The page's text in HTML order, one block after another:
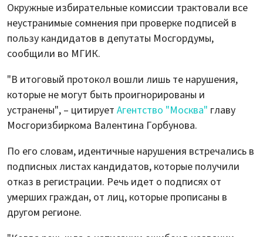
Окружные избирательные комиссии трактовали все
неустранимые сомнения при проверке подписей в
пользу кандидатов в депутаты Мосгордумы,
сообщили во МГИК.
"В итоговый протокол вошли лишь те нарушения,
которые не могут быть проигнорированы и
устранены", – цитирует Агентство "Москва" главу
Мосгоризбиркома Валентина Горбунова.
По его словам, идентичные нарушения встречались в
подписных листах кандидатов, которые получили
отказ в регистрации. Речь идет о подписях от
умерших граждан, от лиц, которые прописаны в
другом регионе.